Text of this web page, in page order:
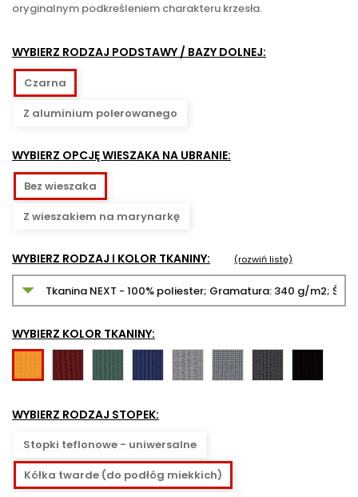
oryginalnym podkreśleniem charakteru krzesła.
WYBIERZ RODZAJ PODSTAWY / BAZY DOLNEJ:
Czarna
Z aluminium polerowanego
WYBIERZ OPCJĘ WIESZAKA NA UBRANIE:
Bez wieszaka
Z wieszakiem na marynarkę
WYBIERZ RODZAJ I KOLOR TKANINY: (rozwiń listę)
WYBIERZ KOLOR TKANINY:
1
żółty
NX-
7
bordowy
11
ciemnozielony
15
granatowy
NX-
10
NX-
12
kratka
NX-
14
16
WYBIERZ RODZAJ STOPEK:
Stopki teflonowe - uniwersalne
Kółka twarde (do podłóg miekkich)